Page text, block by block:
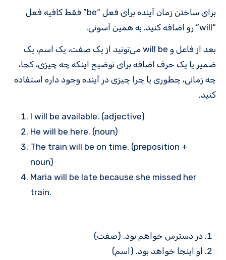
برای ساختن زمان آینده برای فعل “be” فقط کافیه فعل
“will” رو اضافه کنید. به همین آسونی.
بعد از فاعل و will be می‌تونید از یک صفت، یک اسم، یک
ضمیر یا یک حرف اضافه برای توضیح اینکه چه چیزی، کجا،
چه زمانی، چطوری یا چرا چیزی در آینده وجود داره استفاده
کنید.
I will be available. (adjective)
He will be here. (noun)
The train will be on time. (preposition +
noun)
Maria will be late because she missed her
train.
در دسترس خواهم بود. (صفت)
او اینجا خواهد بود. (اسم)